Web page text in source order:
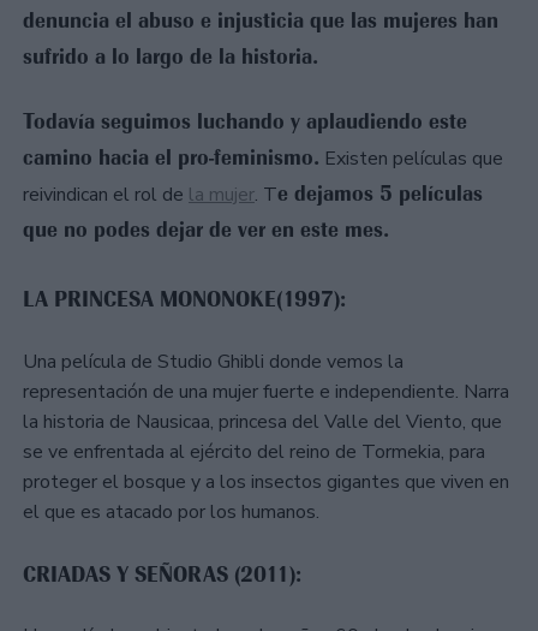
denuncia el abuso e injusticia que las mujeres han
sufrido a lo largo de la historia.
Todavía seguimos luchando y aplaudiendo este
camino hacia el pro-feminismo. Existen películas que
reivindican el rol de la mujer. Te dejamos 5 películas
que no podes dejar de ver en este mes.
LA PRINCESA MONONOKE(1997):
Una película de Studio Ghibli donde vemos la
representación de una mujer fuerte e independiente. Narra
la historia de Nausicaa, princesa del Valle del Viento, que
se ve enfrentada al ejército del reino de Tormekia, para
proteger el bosque y a los insectos gigantes que viven en
el que es atacado por los humanos.
CRIADAS Y SEÑORAS (2011):